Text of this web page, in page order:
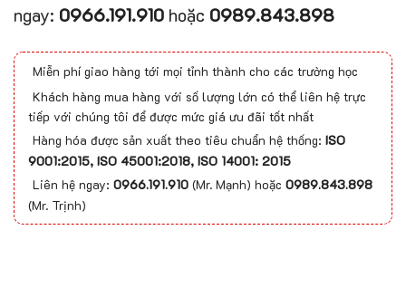
ngay: 0966.191.910 hoặc 0989.843.898
Miễn phí giao hàng tới mọi tỉnh thành cho các trường học
Khách hàng mua hàng với số lượng lớn có thể liên hệ trực
tiếp với chúng tôi để được mức giá ưu đãi tốt nhất
Hàng hóa được sản xuất theo tiêu chuẩn hệ thống: ISO
9001:2015, ISO 45001:2018, ISO 14001: 2015
Liên hệ ngay: 0966.191.910 (Mr. Mạnh) hoặc 0989.843.898
(Mr. Trịnh)